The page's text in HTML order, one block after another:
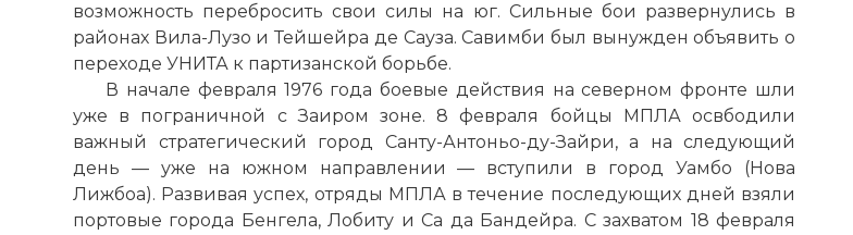
возможность перебросить свои силы на юг. Сильные бои развернулись в
районах Вила-Лузо и Тейшейра де Сауза. Савимби был вынужден объявить о
переходе УНИТА к партизанской борьбе.
В начале февраля 1976 года боевые действия на северном фронте шли
уже в пограничной с Заиром зоне. 8 февраля бойцы МПЛА освбодили
важный стратегический город Санту-Антоньо-ду-Зайри, а на следующий
день — уже на южном направлении — вступили в город Уамбо (Нова
Лижбоа). Развивая успех, отряды МПЛА в течение последующих дней взяли
портовые города Бенгела, Лобиту и Са да Бандейра. С захватом 18 февраля